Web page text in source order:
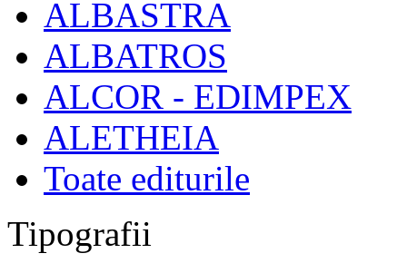
ALBASTRA
ALBATROS
ALCOR - EDIMPEX
ALETHEIA
Toate editurile
Tipografii